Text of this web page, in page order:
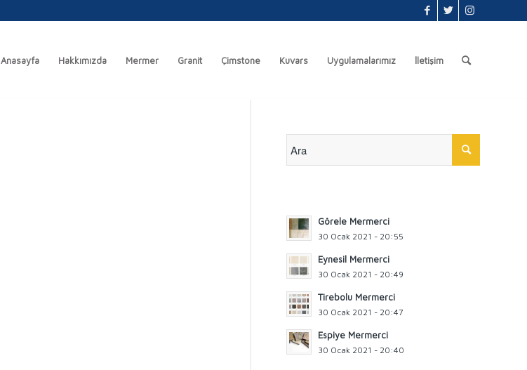
Anasayfa Hakkımızda Mermer Granit Çimstone Kuvars Uygulamalarımız İletişim
Görele Mermerci
30 Ocak 2021 - 20:55
Eynesil Mermerci
30 Ocak 2021 - 20:49
Tirebolu Mermerci
30 Ocak 2021 - 20:47
Espiye Mermerci
30 Ocak 2021 - 20:40